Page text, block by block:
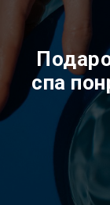
спа